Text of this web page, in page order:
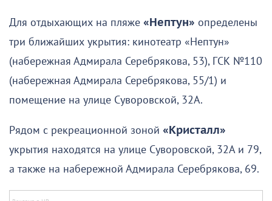
Для отдыхающих на пляже «Нептун» определены
три ближайших укрытия: кинотеатр «Нептун»
(набережная Адмирала Серебрякова, 53), ГСК №110
(набережная Адмирала Серебрякова, 55/1) и
помещение на улице Суворовской, 32А.
Рядом с рекреационной зоной «Кристалл»
укрытия находятся на улице Суворовской, 32А и 79,
а также на набережной Адмирала Серебрякова, 69.